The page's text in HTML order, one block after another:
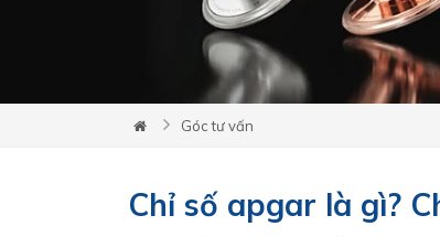
Góc tư vấn
Chỉ số apgar là gì?